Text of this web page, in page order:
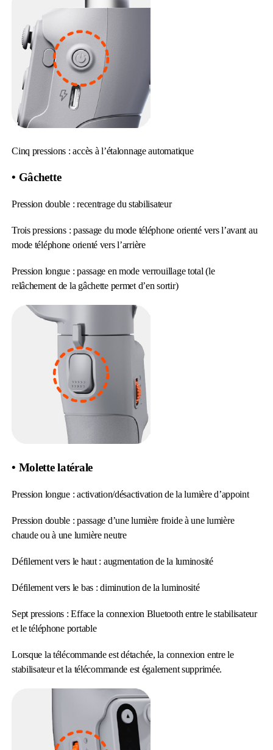
Cinq pressions : accès à l’étalonnage automatique
• Gâchette
Pression double : recentrage du stabilisateur
Trois pressions : passage du mode téléphone orienté vers l’avant au
mode téléphone orienté vers l’arrière
Pression longue : passage en mode verrouillage total (le
relâchement de la gâchette permet d’en sortir)
• Molette latérale
Pression longue : activation/désactivation de la lumière d’appoint
Pression double : passage d’une lumière froide à une lumière
chaude ou à une lumière neutre
Défilement vers le haut : augmentation de la luminosité
Défilement vers le bas : diminution de la luminosité
Sept pressions : Efface la connexion Bluetooth entre le stabilisateur
et le téléphone portable
Lorsque la télécommande est détachée, la connexion entre le
stabilisateur et la télécommande est également supprimée.